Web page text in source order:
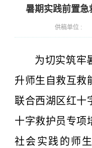
暑期实践前置急
供稿单位 :
为切实筑牢
升师生自救互救
联合西湖区红十
十字救护员专项
社会实践的师